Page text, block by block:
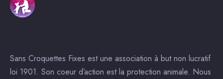
Sans Croquettes Fixes est une association à but non lucratif
loi 1901. Son coeur d’action est la protection animale. Nous